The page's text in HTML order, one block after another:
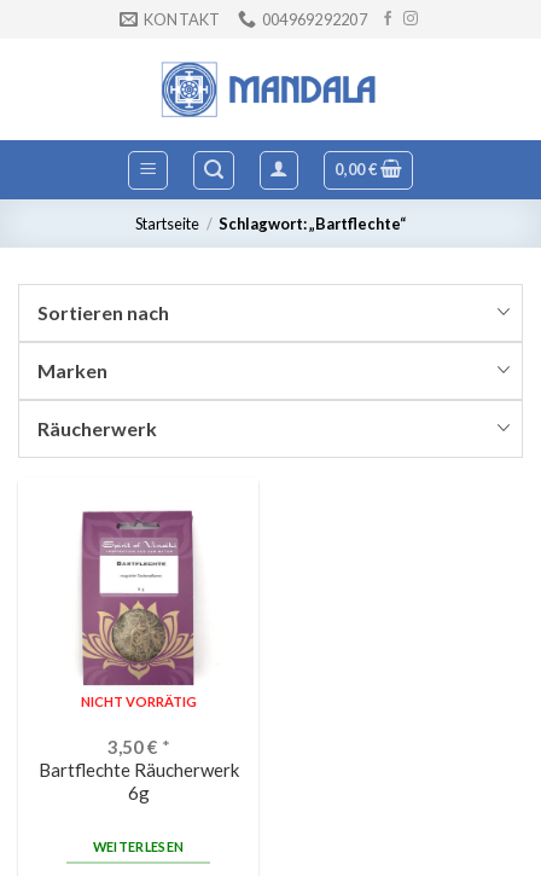
KONTAKT 004969292207
0,00€
Startseite / Schlagwort: „Bartflechte“
Sortieren nach
Marken
Räucherwerk
NICHT VORRÄTIG
3,50€ *
Bartflechte Räucherwerk
6g
WEITERLESEN